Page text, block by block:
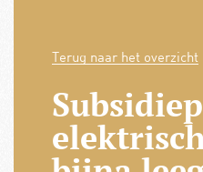
Terug naar het overzicht